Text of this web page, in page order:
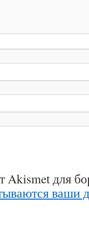
Akismet для
ваши